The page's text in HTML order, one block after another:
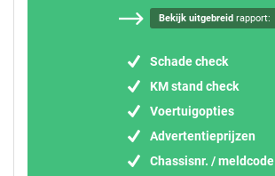
Bekijk uitgebreidrapport:
Schade check
KM stand check
Voertuigopties
Advertentieprijzen
Chassisnr. / meldcode